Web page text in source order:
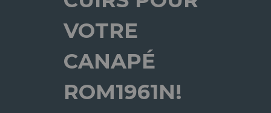
VOTRE
CANAPÉ
ROM1961N!